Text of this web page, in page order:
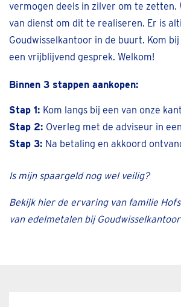
vermogen deels in zilver om te zetten.
van dienst om dit te realiseren. Er is
Goudwisselkantoor in de buurt. Kom
een vrijblijvend gesprek. Welkom!
Binnen 3 stappen aankopen:
Stap 1: Kom langs bij een van onze
Stap 2: Overleg met de adviseur in
Stap 3: Na betaling en akkoord
Is mijn spaargeld nog wel veilig?
Bekijk hier de ervaring van familie
van edelmetalen bij Goudwisselkantoor